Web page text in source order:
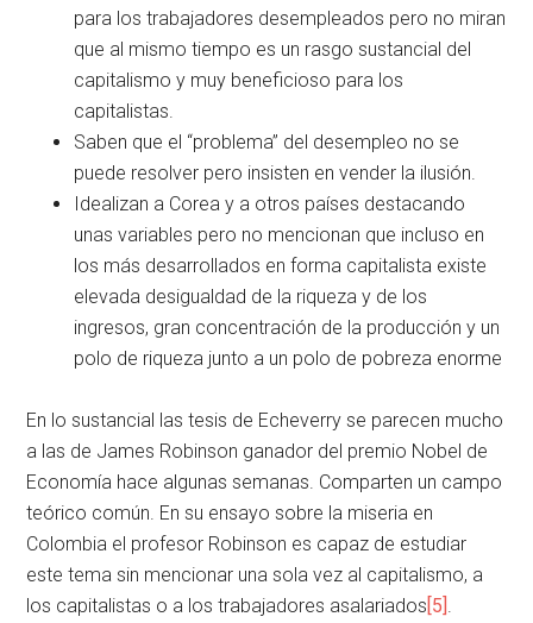
para los trabajadores desempleados pero no miran
que al mismo tiempo es un rasgo sustancial del
capitalismo y muy beneficioso para los
capitalistas.
Saben que el “problema” del desempleo no se
puede resolver pero insisten en vender la ilusión.
Idealizan a Corea y a otros países destacando
unas variables pero no mencionan que incluso en
los más desarrollados en forma capitalista existe
elevada desigualdad de la riqueza y de los
ingresos, gran concentración de la producción y un
polo de riqueza junto a un polo de pobreza enorme
En lo sustancial las tesis de Echeverry se parecen mucho
a las de James Robinson ganador del premio Nobel de
Economía hace algunas semanas. Comparten un campo
teórico común. En su ensayo sobre la miseria en
Colombia el profesor Robinson es capaz de estudiar
este tema sin mencionar una sola vez al capitalismo, a
los capitalistas o a los trabajadores asalariados[5]